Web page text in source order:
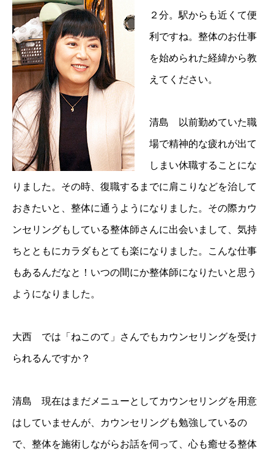
２分。駅からも近くて便
利ですね。整体のお仕事
を始められた経緯から教
えてください。
清島 以前勤めていた職
場で精神的な疲れが出て
しまい休職することにな
りました。その時、復職するまでに肩こりなどを治して
おきたいと、整体に通うようになりました。その際カウ
ンセリングもしている整体師さんに出会いまして、気持
ちとともにカラダもとても楽になりました。こんな仕事
もあるんだなと！いつの間にか整体師になりたいと思う
ようになりました。
大西 では「ねこのて」さんでもカウンセリングを受け
られるんですか？
清島 現在はまだメニューとしてカウンセリングを用意
はしていませんが、カウンセリングも勉強しているの
で、整体を施術しながらお話を伺って、心も癒せる整体